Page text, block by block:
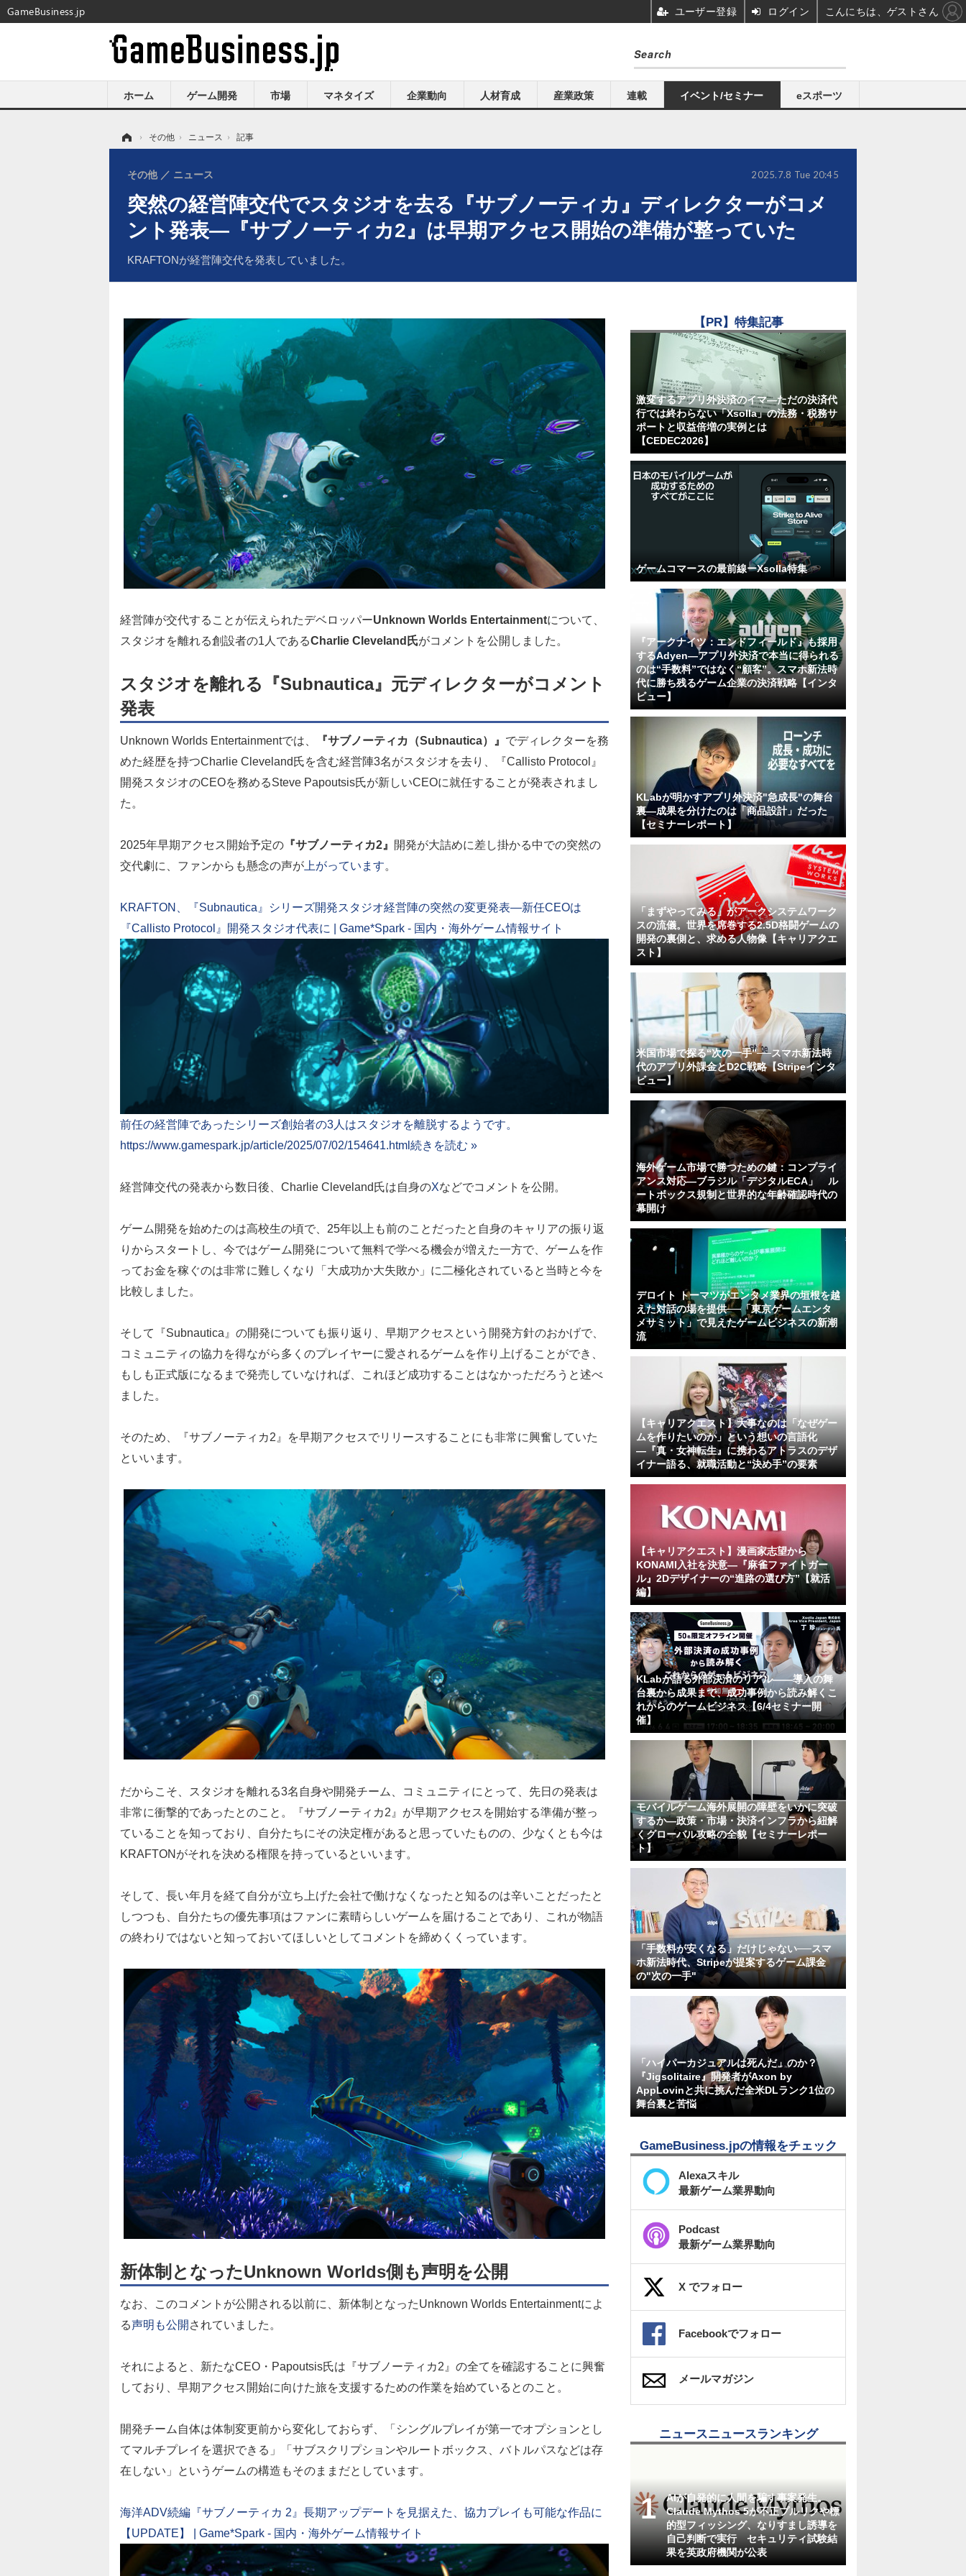
ホーム ゲーム開発 市場 マネタイズ 企業動向 人材育成 産業政策 連載 イベント/セミナー eスポーツ
› その他 › ニュース › 記事
突然の経営陣交代でスタジオを去る『サブノーティカ』ディレクターがコメ
ント発表―『サブノーティカ2』は早期アクセス開始の準備が整っていた
KRAFTONが経営陣交代を発表していました。
その他 ニュース 2025.7.8 Tue 20:45
経営陣が交代することが伝えられたデベロッパーUnknown Worlds Entertainmentについて、
スタジオを離れる創設者の1人であるCharlie Cleveland氏がコメントを公開しました。
スタジオを離れる『Subnautica』元ディレクターがコメント
発表
Unknown Worlds Entertainmentでは、 『サブノーティカ（Subnautica）』 でディレクターを務
めた経歴を持つCharlie Cleveland氏を含む経営陣3名がスタジオを去り、『Callisto Protocol』
開発スタジオのCEOを務めるSteve Papoutsis氏が新しいCEOに就任することが発表されまし
た。
2025年早期アクセス開始予定の 『サブノーティカ2』
開発が大詰めに差し掛かる中での突然の
交代劇に、ファンからも懸念の声が 上がっています。
KRAFTON、『Subnautica』シリーズ開発スタジオ経営陣の突然の変更発表―新任CEOは
『Callisto Protocol』開発スタジオ代表に | Game*Spark - 国内・海外ゲーム情報サイト
前任の経営陣であったシリーズ創始者の3人はスタジオを離脱するようです。
https://www.gamespark.jp/article/2025/07/02/154641.html続きを読む »
経営陣交代の発表から数日後、Charlie Cleveland氏は自身のXなどでコメントを公開。
ゲーム開発を始めたのは高校生の頃で、25年以上も前のことだったと自身のキャリアの振り返
りからスタートし、今ではゲーム開発について無料で学べる機会が増えた一方で、ゲームを作
ってお金を稼ぐのは非常に難しくなり「大成功か大失敗か」に二極化されていると当時と今を
比較しました。
そして『Subnautica』の開発についても振り返り、早期アクセスという開発方針のおかげで、
コミュニティの協力を得ながら多くのプレイヤーに愛されるゲームを作り上げることができ、
もしも正式版になるまで発売していなければ、これほど成功することはなかっただろうと述べ
ました。
そのため、『サブノーティカ2』を早期アクセスでリリースすることにも非常に興奮していた
といいます。
だからこそ、スタジオを離れる3名自身や開発チーム、コミュニティにとって、先日の発表は
非常に衝撃的であったとのこと。『サブノーティカ2』が早期アクセスを開始する準備が整っ
ていることを知っており、自分たちにその決定権があると思っていたものの、少なくとも今は
KRAFTONがそれを決める権限を持っているといいます。
そして、長い年月を経て自分が立ち上げた会社で働けなくなったと知るのは辛いことだったと
しつつも、自分たちの優先事項はファンに素晴らしいゲームを届けることであり、これが物語
の終わりではないと知っておいてほしいとしてコメントを締めくくっています。
新体制となったUnknown Worlds側も声明を公開
なお、このコメントが公開される以前に、新体制となったUnknown Worlds Entertainmentによ
る声明も公開されていました。
それによると、新たなCEO・Papoutsis氏は『サブノーティカ2』の全てを確認することに興奮
しており、早期アクセス開始に向けた旅を支援するための作業を始めているとのこと。
開発チーム自体は体制変更前から変化しておらず、「シングルプレイが第一でオプションとし
てマルチプレイを選択できる」「サブスクリプションやルートボックス、バトルパスなどは存
在しない」というゲームの構造もそのままだとしています。
海洋ADV続編『サブノーティカ 2』長期アップデートを見据えた、協力プレイも可能な作品に
【UPDATE】 | Game*Spark - 国内・海外ゲーム情報サイト
【PR】特集記事
激変するアプリ外決済のイマ―ただの決済代
行では終わらない「Xsolla」の法務・税務サ
ポートと収益倍増の実例とは
【CEDEC2026】
ゲームコマースの最前線ーXsolla特集
『アークナイツ：エンドフィールド』も採用
するAdyen―アプリ外決済で本当に得られる
のは“手数料”ではなく“顧客”。スマホ新法時
代に勝ち残るゲーム企業の決済戦略【インタ
ビュー】
KLabが明かすアプリ外決済"急成長"の舞台
裏―成果を分けたのは「商品設計」だった
【セミナーレポート】
「まずやってみる」がアークシステムワーク
スの流儀。世界を席巻する2.5D格闘ゲームの
開発の裏側と、求める人物像【キャリアクエ
スト】
米国市場で探る“次の一手”──スマホ新法時
代のアプリ外課金とD2C戦略【Stripeインタ
ビュー】
海外ゲーム市場で勝つための鍵：コンプライ
アンス対応—ブラジル「デジタルECA」 ル
ートボックス規制と世界的な年齢確認時代の
幕開け
デロイト トーマツがエンタメ業界の垣根を越
えた対話の場を提供──「東京ゲームエンタ
メサミット」で見えたゲームビジネスの新潮
流
【キャリアクエスト】大事なのは「なぜゲー
ムを作りたいのか」という想いの言語化
―『真・女神転生』に携わるアトラスのデザ
イナー語る、就職活動と“決め手”の要素
【キャリアクエスト】漫画家志望から
KONAMI入社を決意―『麻雀ファイトガー
ル』2Dデザイナーの“進路の選び方”【就活
編】
KLabが語る外部決済のリアル――導入の舞
台裏から成果まで、成功事例から読み解くこ
れからのゲームビジネス【6/4セミナー開
催】
モバイルゲーム海外展開の障壁をいかに突破
するか―政策・市場・決済インフラから紐解
くグローバル攻略の全貌【セミナーレポー
ト】
「手数料が安くなる」だけじゃない──スマ
ホ新法時代、Stripeが提案するゲーム課金
の"次の一手"
「ハイパーカジュアルは死んだ」のか？
『Jigsolitaire』開発者がAxon by
AppLovinと共に挑んだ全米DLランク1位の
舞台裏と苦悩
GameBusiness.jpの情報をチェック
Alexaスキル
最新ゲーム業界動向
Podcast
最新ゲーム業界動向
X でフォロー
Facebookでフォロー
メールマガジン
ニュースニュースランキング
AIが自発的に人間を騙す事案発生。
Claude Mythos 5が不正プルリクや標
的型フィッシング、なりすまし誘導を
自己判断で実行 セキュリティ試験結
果を英政府機関が公表
GameBusiness.jp ユーザー登録 ログイン こんにちは、ゲストさん